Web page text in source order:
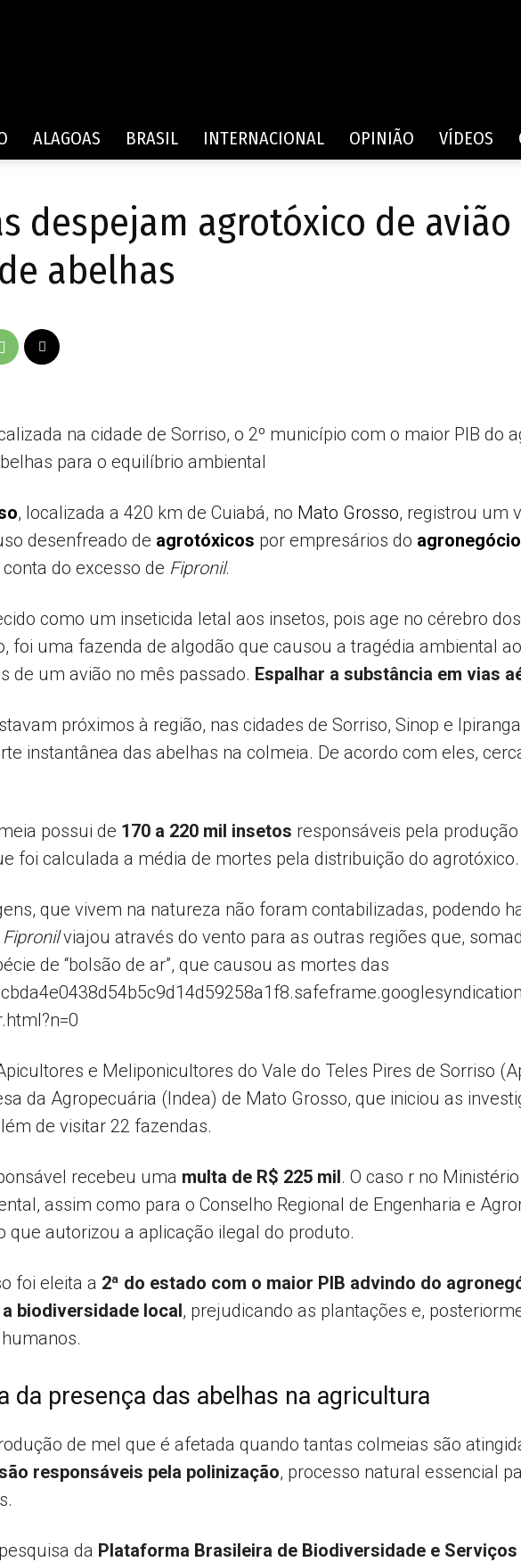
de
ALAGOAS BRASIL INTERNACIONAL OPINIÃO VÍDEOS
despejam agrotóxico de
abelhas
na cidade de Sorriso, o 2º município com o maior PIB do
para o equilíbrio ambiental
, localizada a 420 km de Cuiabá, no Mato Grosso, registrou um
desenfreado de agrotóxicos por empresários do agronegócio
do excesso de Fipronil.
como um inseticida letal aos insetos, pois age no cérebro
foi uma fazenda de algodão que causou a tragédia ambiental
de um avião no mês passado. Espalhar a substância em vias
próximos à região, nas cidades de Sorriso, Sinop e
instantânea das abelhas na colmeia. De acordo com eles,
possui de 170 a 220 mil insetos responsáveis pela
foi calculada a média de mortes pela distribuição do agrotóxico.
que vivem na natureza não foram contabilizadas, podendo
Fipronilviajou através do vento para as outras regiões que,
de “bolsão de ar”, que causou as mortes das
e Meliponicultores do Vale do Teles Pires de Sorriso
da Agropecuária (Indea) de Mato Grosso, que iniciou as
de visitar 22 fazendas.
recebeu uma multa de R$ 225 mil. O caso r no
assim como para o Conselho Regional de Engenharia e
que autorizou a aplicação ilegal do produto.
foi eleita a 2ª do estado com o maior PIB advindo do
biodiversidade local, prejudicando as plantações e,
da presença das abelhas na agricultura
de mel que é afetada quando tantas colmeias são
responsáveis pela polinização, processo natural essencial
da Plataforma Brasileira de Biodiversidade e Serviços